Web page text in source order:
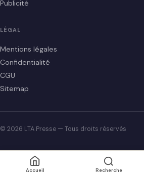
Publicité
LÉGAL
Mentions légales
Confidentialité
CGU
Sitemap
© 2026 LTA Presse — Tous droits réservés
Accueil Recherche